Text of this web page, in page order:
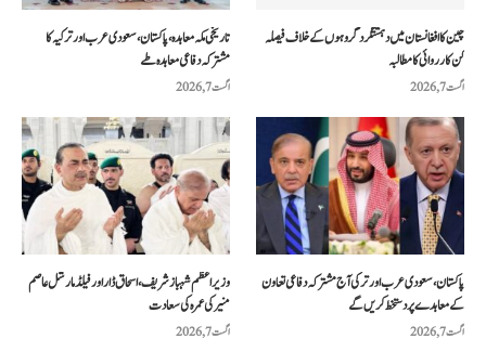
تاریخی مکہ معاہدہ، پاکستان، سعودی عرب اور ترکیہ کا
مشترکہ دفاعی معاہدہ طے
اگست 7, 2026
چین کا افغانستان میں دہشتگرد گروہوں کے خلاف فیصلہ
کن کارروائی کا مطالبہ
اگست 7, 2026
وزیراعظم شہباز شریف، اسحاق ڈار اور فیلڈ مارشل عاصم
منیر کی عمرہ کی سعادت
اگست 7, 2026
پاکستان، سعودی عرب اور ترکی آج مشترکہ دفاعی تعاون
کے معاہدے پر دستخط کریں گے
اگست 7, 2026